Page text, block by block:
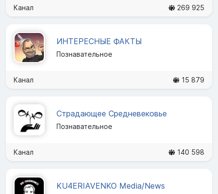
Канал 269 925
ИНТЕРЕСНЫЕ ФАКТЫ
Познавательное
Канал 15 879
Страдающее Средневековье
Познавательное
Канал 140 598
KU4ERIAVENKO Media/News